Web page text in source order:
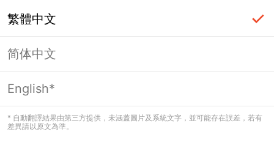
繁體中文
简体中文
English*
* 自動翻譯結果由第三方提供，未涵蓋圖片及系統文字，並可能存在誤差，若有
差異請以原文為準。